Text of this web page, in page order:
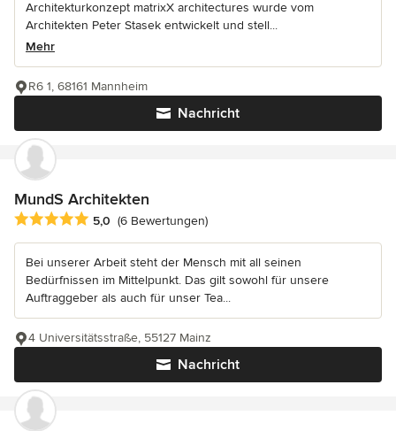
Architekturkonzept matrixX architectures wurde vom
Architekten Peter Stasek entwickelt und stell...
Mehr
Nachricht
R6 1, 68161 Mannheim
MundS Architekten
Durchschnittliche Bewertung: 5 von 5 Sternen
5,0 (6 Bewertungen)
Bei unserer Arbeit steht der Mensch mit all seinen
Bedürfnissen im Mittelpunkt. Das gilt sowohl für unsere
Auftraggeber als auch für unser Tea...
Nachricht
4 Universitätsstraße, 55127 Mainz